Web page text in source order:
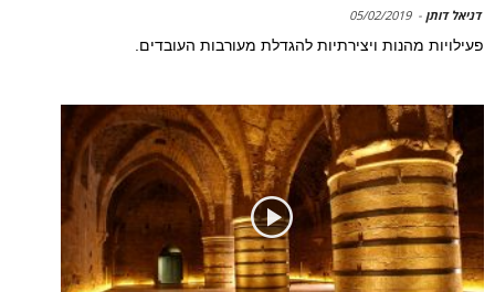
דניאל דותן -
05/02/2019
פעילויות מהנות ויצירתיות להגדלת מעורבות העובדים.